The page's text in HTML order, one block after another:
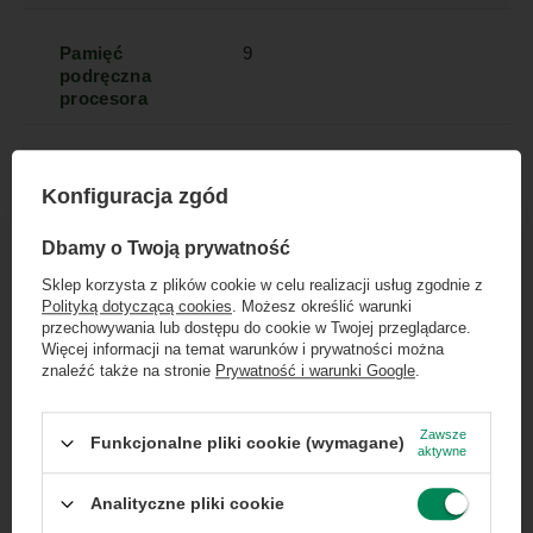
Pamięć
podręczna
procesora
9
procesora
Liczba wątków
procesora
6
Typ pamięci
RAM
DDR4
Wielkość
pamięci RAM
16 GB
Dołącz do newslettera Green
Computers
Zgarnij jako pierwszy informacje o zniżkach i
rabatach w naszym sklepie!
...lub zadzwoń od razu, aby odebrać
przy zamówieniu telefonicznym
50 zł rabatu!
Rabat 50 zł przy zamówieniach powyżej 300 zł. Oferta
Konfiguracja zgód
Dbamy o Twoją prywatność
Sklep korzysta z plików cookie w celu realizacji usług zgodnie z
Polityką dotyczącą cookies. Możesz określić warunki
przechowywania lub dostępu do cookie w Twojej przeglądarce.
Więcej informacji na temat warunków i prywatności można
znaleźć także na stronie Prywatność i warunki Google.
Funkcjonalne pliki cookie (wymagane)
Zawsze
aktywne
Analityczne pliki cookie